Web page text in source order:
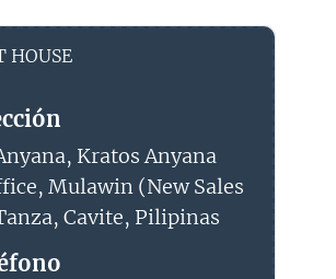
Kratos Anyana
Mulawin (New Sales
Cavite, Pilipinas